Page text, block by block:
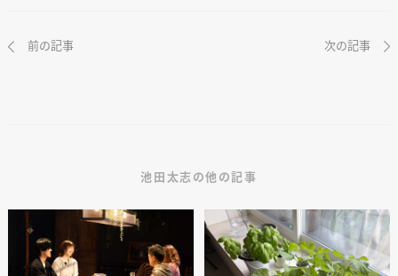
前の記事 次の記事
池田太志の他の記事